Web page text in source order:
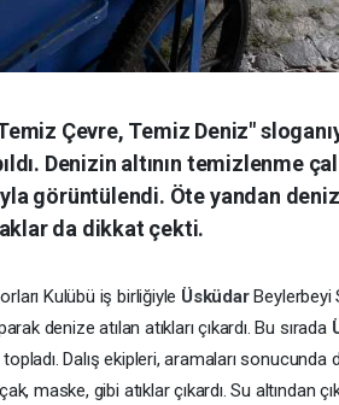
Çevre, Temiz Deniz"
Denizin altının temizlenme
görüntülendi. Öte yandan
da dikkat çekti.
Kulübü iş birliğiyle ÜsküdarBeylerbeyi
denize atılan atıkları çıkardı. Bu sırada
Dalış ekipleri, aramaları
maske, gibi atıklar çıkardı. Su altından